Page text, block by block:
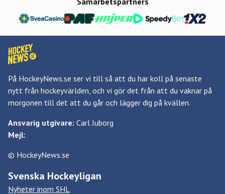
På HockeyNews.se ser vi till så att du har koll på senaste
nytt från hockeyvärlden, och vi gör det från att du vaknar på
morgonen till det att du går och lägger dig på kvällen.
Ansvarig utgivare: Carl Juborg
Mejl:
© HockeyNews.se
Svenska Hockeyligan
Nyheter inom SHL